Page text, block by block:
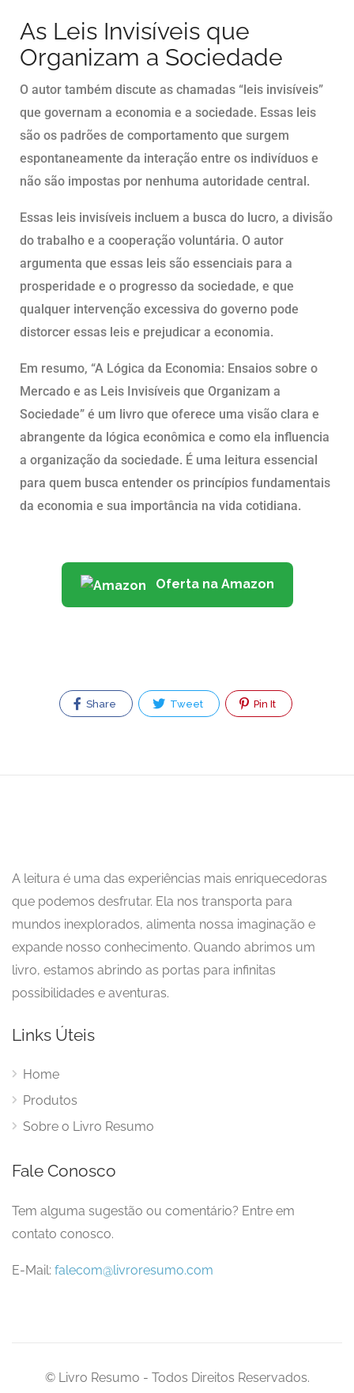
As Leis Invisíveis que
Organizam a Sociedade
O autor também discute as chamadas “leis invisíveis”
que governam a economia e a sociedade. Essas leis
são os padrões de comportamento que surgem
espontaneamente da interação entre os indivíduos e
não são impostas por nenhuma autoridade central.
Essas leis invisíveis incluem a busca do lucro, a divisão
do trabalho e a cooperação voluntária. O autor
argumenta que essas leis são essenciais para a
prosperidade e o progresso da sociedade, e que
qualquer intervenção excessiva do governo pode
distorcer essas leis e prejudicar a economia.
Em resumo, “A Lógica da Economia: Ensaios sobre o
Mercado e as Leis Invisíveis que Organizam a
Sociedade” é um livro que oferece uma visão clara e
abrangente da lógica econômica e como ela influencia
a organização da sociedade. É uma leitura essencial
para quem busca entender os princípios fundamentais
da economia e sua importância na vida cotidiana.
Oferta na Amazon
Share Tweet Pin It
A leitura é uma das experiências mais enriquecedoras
que podemos desfrutar. Ela nos transporta para
mundos inexplorados, alimenta nossa imaginação e
expande nosso conhecimento. Quando abrimos um
livro, estamos abrindo as portas para infinitas
possibilidades e aventuras.
Links Úteis
Home
Produtos
Sobre o Livro Resumo
Fale Conosco
Tem alguma sugestão ou comentário? Entre em
contato conosco.
E-Mail: falecom@livroresumo.com
© Livro Resumo - Todos Direitos Reservados.